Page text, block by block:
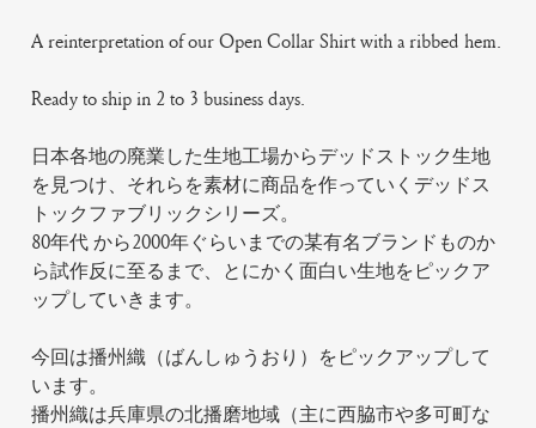
A reinterpretation of our Open Collar Shirt with a ribbed hem.
Ready to ship in 2 to 3 business days.
日本各地の廃業した生地工場からデッドストック生地
を見つけ、それらを素材に商品を作っていくデッドス
トックファブリックシリーズ。
80年代 から2000年ぐらいまでの某有名ブランドものか
ら試作反に至るまで、とにかく面白い生地をピックア
ップしていきます。
今回は播州織（ばんしゅうおり）をピックアップして
います。
播州織は兵庫県の北播磨地域（主に西脇市や多可町な